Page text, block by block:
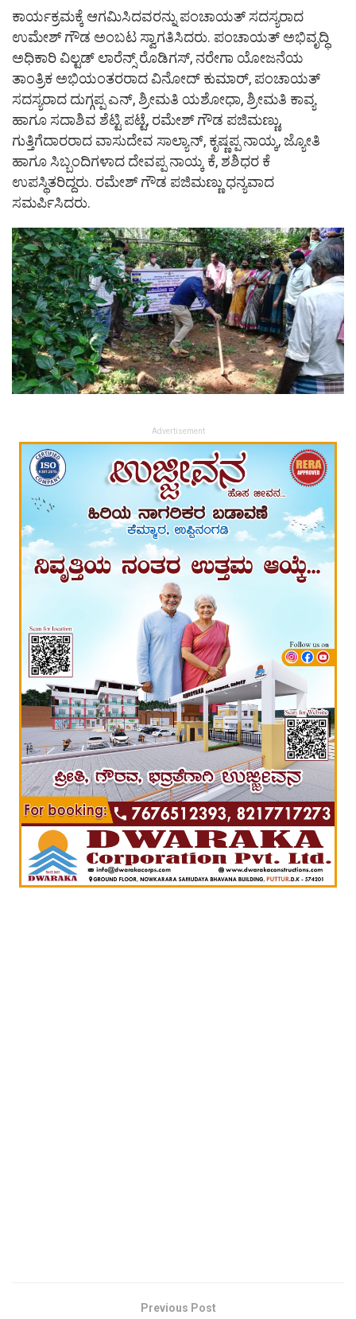
ಕಾರ್ಯಕ್ರಮಕ್ಕೆ ಆಗಮಿಸಿದವರನ್ನು ಪಂಚಾಯತ್ ಸದಸ್ಯರಾದ
ಉಮೇಶ್ ಗೌಡ ಅಂಬಟ ಸ್ವಾಗತಿಸಿದರು. ಪಂಚಾಯತ್ ಅಭಿವೃದ್ಧಿ
ಅಧಿಕಾರಿ ವಿಲ್ಟಡ್ ಲಾರೆನ್ಸ್ ರೊಡಿಗಸ್, ನರೇಗಾ ಯೋಜನೆಯ
ತಾಂತ್ರಿಕ ಅಭಿಯಂತರರಾದ ವಿನೋದ್ ಕುಮಾರ್, ಪಂಚಾಯತ್
ಸದಸ್ಯರಾದ ದುಗ್ಗಪ್ಪ ಎನ್, ಶ್ರೀಮತಿ ಯಶೋಧಾ, ಶ್ರೀಮತಿ ಕಾವ್ಯ
ಹಾಗೂ ಸದಾಶಿವ ಶೆಟ್ಟಿ ಪಟ್ಟೆ, ರಮೇಶ್ ಗೌಡ ಪಜಿಮಣ್ಣು,
ಗುತ್ತಿಗೆದಾರರಾದ ವಾಸುದೇವ ಸಾಲ್ಯಾನ್, ಕೃಷ್ಣಪ್ಪ ನಾಯ್ಕ, ಜ್ಯೋತಿ
ಹಾಗೂ ಸಿಬ್ಬಂದಿಗಳಾದ ದೇವಪ್ಪ ನಾಯ್ಕ ಕೆ, ಶಶಿಧರ ಕೆ
ಉಪಸ್ಥಿತರಿದ್ದರು. ರಮೇಶ್ ಗೌಡ ಪಜಿಮಣ್ಣು ಧನ್ಯವಾದ
ಸಮರ್ಪಿಸಿದರು.
Advertisement
Previous Post